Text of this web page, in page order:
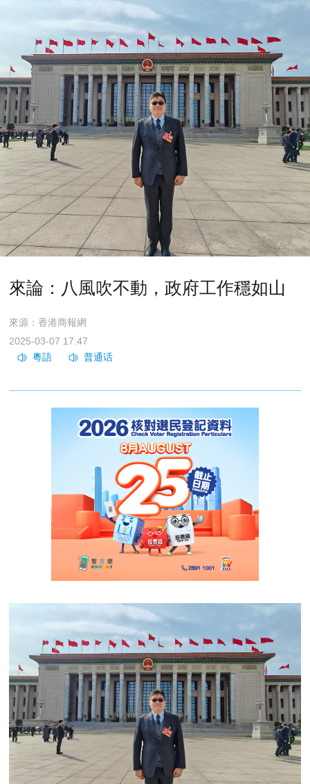
來論：八風吹不動，政府工作穩如山
來源：香港商報網
2025-03-07 17:47